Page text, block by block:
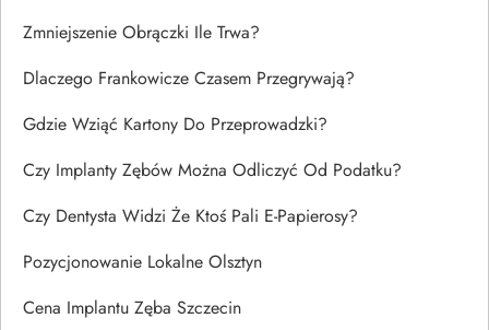
Zmniejszenie Obrączki Ile Trwa?
Dlaczego Frankowicze Czasem Przegrywają?
Gdzie Wziąć Kartony Do Przeprowadzki?
Czy Implanty Zębów Można Odliczyć Od Podatku?
Czy Dentysta Widzi Że Ktoś Pali E-Papierosy?
Pozycjonowanie Lokalne Olsztyn
Cena Implantu Zęba Szczecin